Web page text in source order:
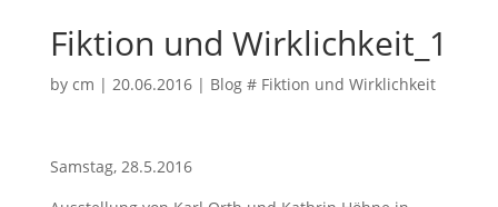
Fiktion und Wirklichkeit_1
by cm | 20.06.2016 | Blog # Fiktion und Wirklichkeit
Samstag, 28.5.2016